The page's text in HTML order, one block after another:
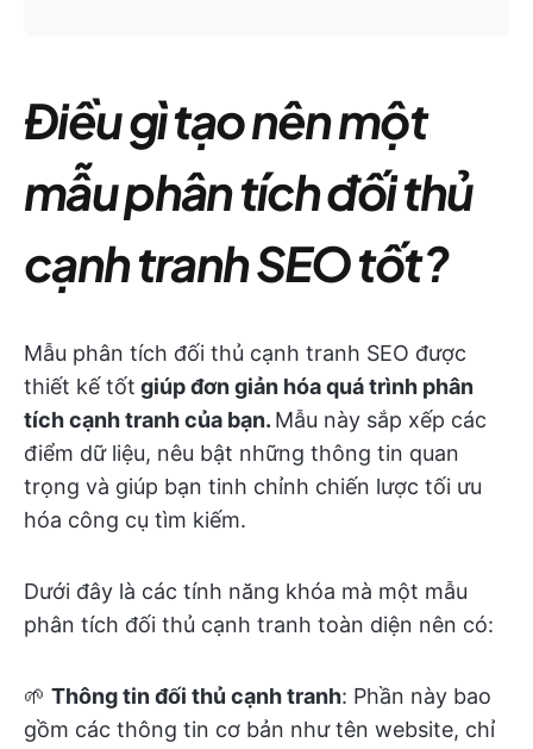
Điều gì tạo nên một
mẫu phân tích đối thủ
cạnh tranh SEO tốt?
Mẫu phân tích đối thủ cạnh tranh SEO được
thiết kế tốt giúp đơn giản hóa quá trình phân
tích cạnh tranh của bạn. Mẫu này sắp xếp các
điểm dữ liệu, nêu bật những thông tin quan
trọng và giúp bạn tinh chỉnh chiến lược tối ưu
hóa công cụ tìm kiếm.
Dưới đây là các tính năng khóa mà một mẫu
phân tích đối thủ cạnh tranh toàn diện nên có:
🌱 Thông tin đối thủ cạnh tranh: Phần này bao
gồm các thông tin cơ bản như tên website, chỉ